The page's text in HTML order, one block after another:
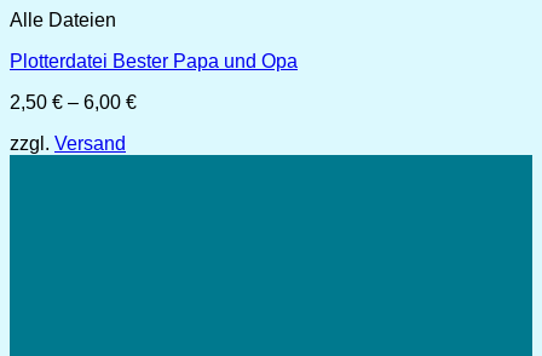
Alle Dateien
Plotterdatei Bester Papa und Opa
2,50 € – 6,00 €Preisspanne:
zzgl. Versand